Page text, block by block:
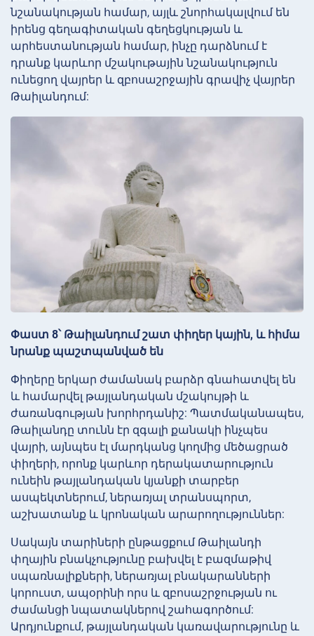
նշանակության համար, այլև շնորհակալվում են
իրենց գեղագիտական գեղեցկության և
արհեստանության համար, ինչը դարձնում է
դրանք կարևոր մշակութային նշանակություն
ունեցող վայրեր և զբոսաշրջային գրավիչ վայրեր
Թաիլանդում:
Փաստ 8՝ Թաիլանդում շատ փիղեր կային, և հիմա
նրանք պաշտպանված են
Փիղերը երկար ժամանակ բարձր գնահատվել են
և համարվել թայլանդական մշակույթի և
ժառանգության խորհրդանիշ: Պատմականապես,
Թաիլանդը տունն էր զգալի քանակի ինչպես
վայրի, այնպես էլ մարդկանց կողմից մեծացրած
փիղերի, որոնք կարևոր դերակատարություն
ունեին թայլանդական կյանքի տարբեր
ասպեկտներում, ներառյալ տրանսպորտ,
աշխատանք և կրոնական արարողություններ:
Սակայն տարիների ընթացքում Թաիլանդի
փղային բնակչությունը բախվել է բազմաթիվ
սպառնալիքների, ներառյալ բնակարանների
կորուստ, ապօրինի որս և զբոսաշրջության ու
ժամանցի նպատակներով շահագործում:
Արդյունքում, թայլանդական կառավարությունը և